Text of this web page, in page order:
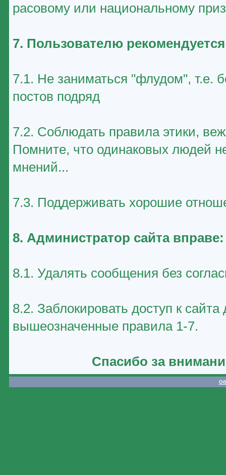
расовому или национальному
7. Пользователю
7.1. Не заниматься "флудом", т.е.
постов подряд
7.2. Соблюдать правила этики,
Помните, что одинаковых людей
мнений...
7.3. Поддерживать хорошие
8. Администратор сайта вправе:
8.1. Удалять сообщения без
8.2. Заблокировать доступ к
вышеозначенные правила 1-7.
Спасибо за